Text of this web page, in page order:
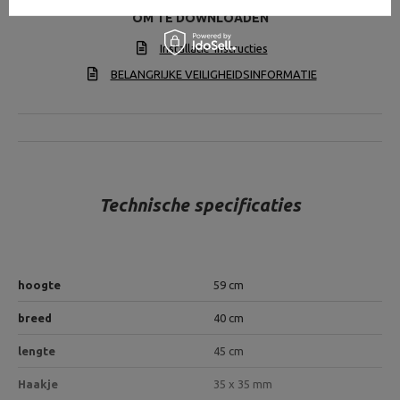
OM TE DOWNLOADEN
Installatie-instructies
BELANGRIJKE VEILIGHEIDSINFORMATIE
Technische specificaties
hoogte 59 cm
breed 40 cm
lengte 45 cm
Haakje 35 x 35 mm